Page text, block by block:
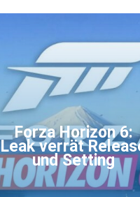
Forza Horizon 6:
Leak verrät
und Setting